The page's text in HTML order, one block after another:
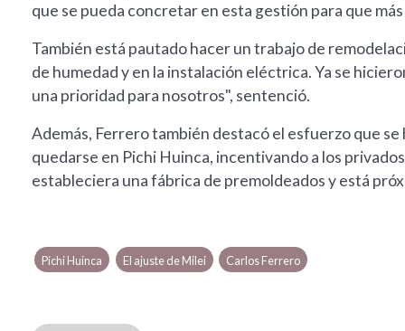
que se pueda concretar en esta gestión para que
También está pautado hacer un trabajo de
de humedad y en la instalación eléctrica. Ya se
una prioridad para nosotros", sentenció.
Además, Ferrero también destacó el esfuerzo que
quedarse en Pichi Huinca, incentivando a los
estableciera una fábrica de premoldeados y está
Pichi Huinca El ajuste de Milei Carlos Ferrero